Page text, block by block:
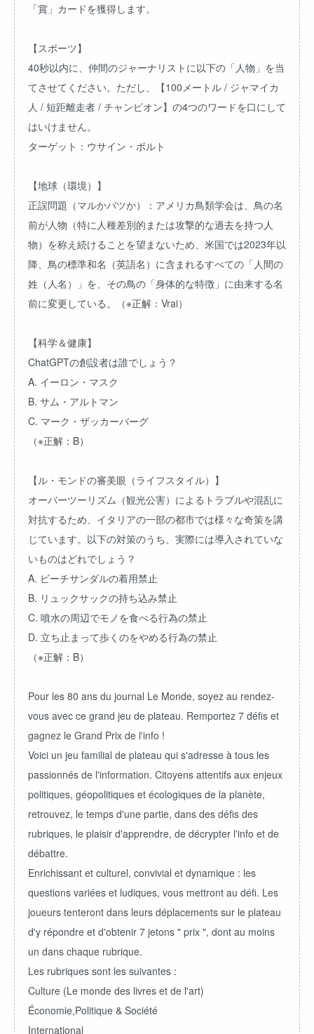
「賞」カードを獲得します。
【スポーツ】
40秒以内に、仲間のジャーナリストに以下の「人物」を当
てさせてください。ただし、【100メートル / ジャマイカ
人 / 短距離走者 / チャンピオン】の4つのワードを口にして
はいけません。
ターゲット：ウサイン・ボルト
【地球（環境）】
正誤問題（マルかバツか）：アメリカ鳥類学会は、鳥の名
前が人物（特に人種差別的または攻撃的な過去を持つ人
物）を称え続けることを望まないため、米国では2023年以
降、鳥の標準和名（英語名）に含まれるすべての「人間の
姓（人名）」を、その鳥の「身体的な特徴」に由来する名
前に変更している。（※正解：Vrai）
【科学＆健康】
ChatGPTの創設者は誰でしょう？
A. イーロン・マスク
B. サム・アルトマン
C. マーク・ザッカーバーグ
（※正解：B）
【ル・モンドの審美眼（ライフスタイル）】
オーバーツーリズム（観光公害）によるトラブルや混乱に
対抗するため、イタリアの一部の都市では様々な奇策を講
じています。以下の対策のうち、実際には導入されていな
いものはどれでしょう？
A. ビーチサンダルの着用禁止
B. リュックサックの持ち込み禁止
C. 噴水の周辺でモノを食べる行為の禁止
D. 立ち止まって歩くのをやめる行為の禁止
（※正解：B）
Pour les 80 ans du journal Le Monde, soyez au rendez-
vous avec ce grand jeu de plateau. Remportez 7 défis et
gagnez le Grand Prix de l'info !
Voici un jeu familial de plateau qui s'adresse à tous les
passionnés de l'information. Citoyens attentifs aux enjeux
politiques, géopolitiques et écologiques de la planète,
retrouvez, le temps d'une partie, dans des défis des
rubriques, le plaisir d'apprendre, de décrypter l'info et de
débattre.
Enrichissant et culturel, convivial et dynamique : les
questions variées et ludiques, vous mettront au défi. Les
joueurs tenteront dans leurs déplacements sur le plateau
d'y répondre et d'obtenir 7 jetons " prix ", dont au moins
un dans chaque rubrique.
Les rubriques sont les suivantes :
Culture (Le monde des livres et de l'art)
Économie,Politique & Société
International